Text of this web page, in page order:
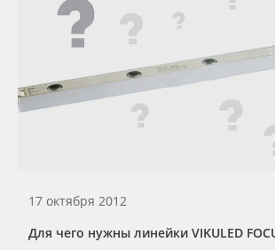
17 октября 2012
Для чего нужны линейки VIKULED